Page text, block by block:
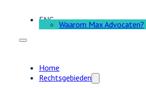
Waarom Max Advocaten?
ENG
Home
Rechtsgebieden